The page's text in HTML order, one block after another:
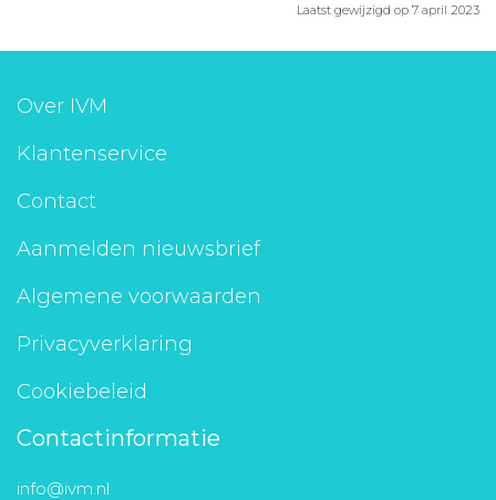
Laatst gewijzigd op 7 april 2023
Over IVM
Klantenservice
Contact
Aanmelden nieuwsbrief
Algemene voorwaarden
Privacyverklaring
Cookiebeleid
Contactinformatie
info@ivm.nl